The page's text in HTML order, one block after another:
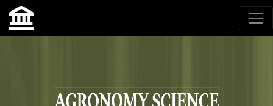
Agronomy Science, przyrodniczy lublin, czasopisma up,
czasopisma uniwersytet przyrodniczy lublin
Skip to main navigation menu
Skip to main content
Skip to site footer